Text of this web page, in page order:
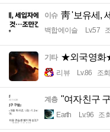
이슈 靑 '보유세,
백합에이슬 Lv.57
기타 ★외국영화
리뷰 Lv.86 조
계층 "여자친구
Earth Lv.96 조